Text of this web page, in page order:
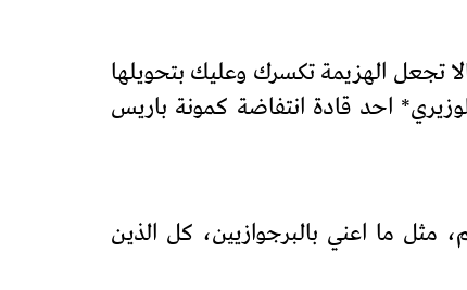
تجعل الهزيمة تكسرك وعليك بتحويلها
احد قادة انتفاضة كمونة باريس
ما اعني بالبرجوازيين، كل الذين